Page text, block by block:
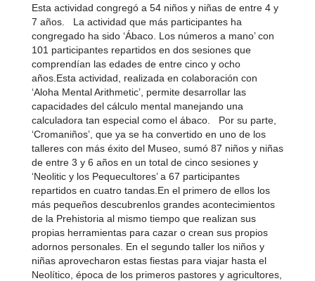
Esta actividad congregó a 54 niños y niñas de entre 4 y
7 años. La actividad que más participantes ha
congregado ha sido ‘Ábaco. Los números a mano’ con
101 participantes repartidos en dos sesiones que
comprendían las edades de entre cinco y ocho
años.Esta actividad, realizada en colaboración con
‘Aloha Mental Arithmetic’, permite desarrollar las
capacidades del cálculo mental manejando una
calculadora tan especial como el ábaco. Por su parte,
‘Cromaniños’, que ya se ha convertido en uno de los
talleres con más éxito del Museo, sumó 87 niños y niñas
de entre 3 y 6 años en un total de cinco sesiones y
‘Neolitic y los Pequecultores’ a 67 participantes
repartidos en cuatro tandas.En el primero de ellos los
más pequeños descubrenlos grandes acontecimientos
de la Prehistoria al mismo tiempo que realizan sus
propias herramientas para cazar o crean sus propios
adornos personales. En el segundo taller los niños y
niñas aprovecharon estas fiestas para viajar hasta el
Neolítico, época de los primeros pastores y agricultores,